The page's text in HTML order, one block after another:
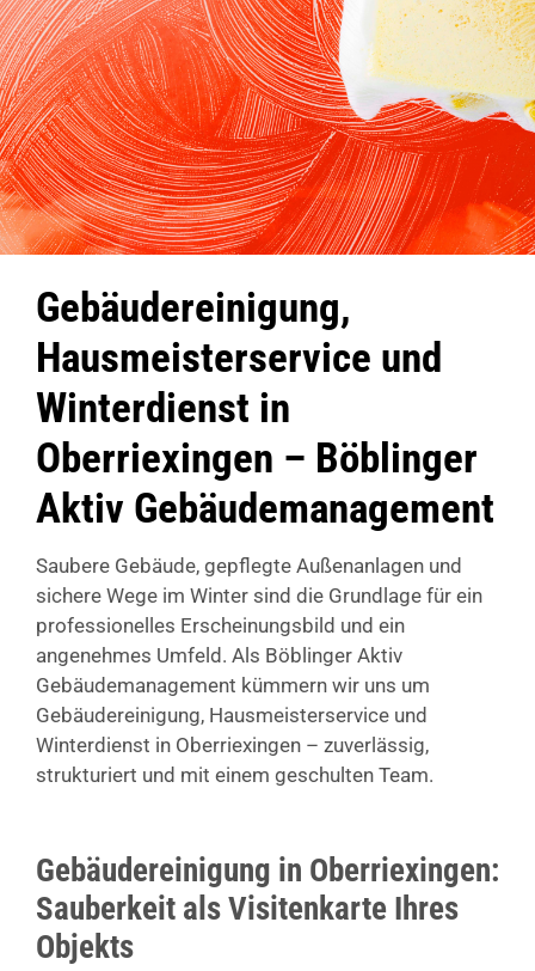
Gebäudereinigung,
Hausmeisterservice und
Winterdienst in
Oberriexingen – Böblinger
Aktiv Gebäudemanagement
Saubere Gebäude, gepflegte Außenanlagen und
sichere Wege im Winter sind die Grundlage für ein
professionelles Erscheinungsbild und ein
angenehmes Umfeld. Als Böblinger Aktiv
Gebäudemanagement kümmern wir uns um
Gebäudereinigung, Hausmeisterservice und
Winterdienst in Oberriexingen – zuverlässig,
strukturiert und mit einem geschulten Team.
Gebäudereinigung in Oberriexingen:
Sauberkeit als Visitenkarte Ihres
Objekts